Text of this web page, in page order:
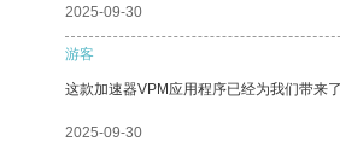
2025-09-30
游客
这款加速器VPM应用程序已经为我们带来
2025-09-30